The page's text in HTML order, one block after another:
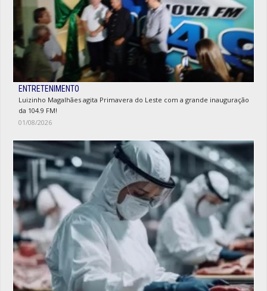
ENTRETENIMENTO
Luizinho Magalhães agita Primavera do Leste com a grande inauguração
da 104.9 FM!
01/08/2026